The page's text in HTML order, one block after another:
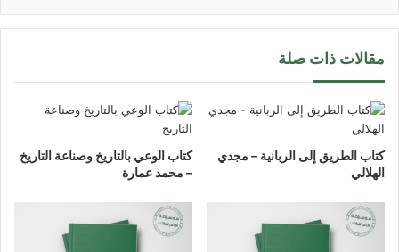
مقالات ذات صلة
كتاب الطريق إلى الربانية – مجدي
الهلالي
كتاب الوعي بالتاريخ وصناعة التاريخ
– محمد عمارة